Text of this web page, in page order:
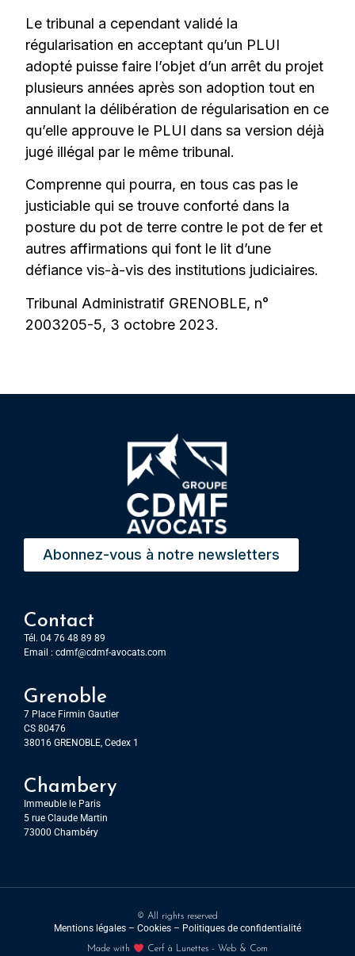
Le tribunal a cependant validé la
régularisation en acceptant qu’un PLUI
adopté puisse faire l’objet d’un arrêt du projet
plusieurs années après son adoption tout en
annulant la délibération de régularisation en ce
qu’elle approuve le PLUI dans sa version déjà
jugé illégal par le même tribunal.
Comprenne qui pourra, en tous cas pas le
justiciable qui se trouve conforté dans la
posture du pot de terre contre le pot de fer et
autres affirmations qui font le lit d’une
défiance vis-à-vis des institutions judiciaires.
Tribunal Administratif GRENOBLE, n°
2003205-5, 3 octobre 2023.
Abonnez-vous à notre newsletters
Contact
Tél. 04 76 48 89 89
Email : cdmf@cdmf-avocats.com
Grenoble
7 Place Firmin Gautier
CS 80476
38016 GRENOBLE, Cedex 1
Chambery
Immeuble le Paris
5 rue Claude Martin
73000 Chambéry
© All rights reserved
Mentions légales – Cookies – Politiques de confidentialité
Made with Cerf à Lunettes - Web & Com